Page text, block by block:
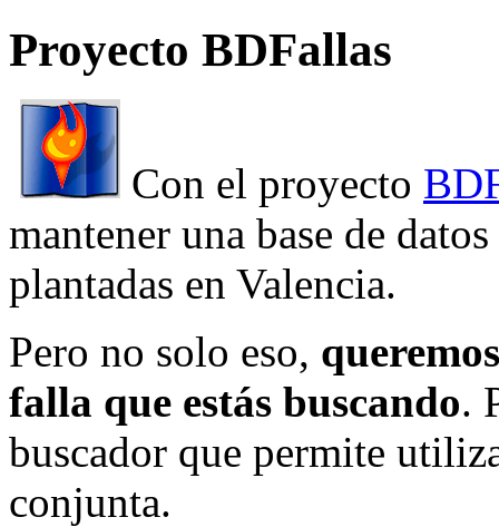
Proyecto BDFallas
Con el proyecto
mantener una base de
plantadas en Valencia.
Pero no solo eso,
falla que estás buscando.
buscador que permite
conjunta.